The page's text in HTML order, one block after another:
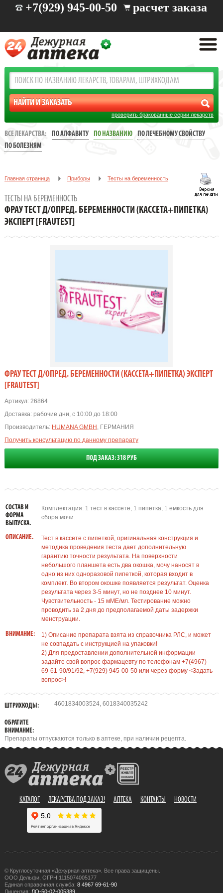
+7(929) 945-00-50 расчет заказа
проверить бракованные серии лекарств
ВСЕ ЛЕКАРСТВА: ПО АЛФАВИТУ ПО НАЗВАНИЮ
ПО ЛЕЧЕБНОМУ СВОЙСТВУ
ПО БОЛЕЗНЯМ
Главная страница Приборы Тесты на беременность
ЭКСПЕРТ [FRAUTEST]
ТЕСТЫ НА БЕРЕМЕННОСТЬ
ФРАУ ТЕСТ Д/ОПРЕД. БЕРЕМЕННОСТИ (КАССЕТА+ПИПЕТКА)
ЭКСПЕРТ [FRAUTEST]
ФРАУ ТЕСТ Д/ОПРЕД. БЕРЕМЕННОСТИ (КАССЕТА+ПИПЕТКА) ЭКСПЕРТ
[FRAUTEST]
Артикул:26864
Доставка: рабочие дни, с 10:00 до 18:00
Производитель: HUMANA GMBH , ГЕРМАНИЯ
Получить консультацию по данному препарату
ПОД ЗАКАЗ: 318 РУБ
СОСТАВ И
ФОРМА
ВЫПУСКА.
Комплектация: 1 тест в кассете, 1 пипетка, 1 емкость для
сбора мочи.
ОПИСАНИЕ.
Тест в кассете с пипеткой, оригинальная конструкция и
методика проведения теста дает дополнительную
гарантию точности результата. На поверхности
небольшого планшета есть два окошка, мочу наносят в
одно из них одноразовой пипеткой, которая входит в
комплект. Во втором окошке появляется результат. Оценка
результата через 3-5 минут, но не позднее 10 минут.
Чувствительность - 15 мМЕ/мл. Тестирование можно
проводить за 2 дня до предполагаемой даты задержки
менструации.
ВНИМАНИЕ:
1) Описание препарата взята из справочника РЛС, и может
не совпадать с инструкцией на упаковки!
2) Для предоставлении дополнительной информации
задайте свой вопрос фармацевту по телефонам +7(4967)
69-61-90/91/92, +7(929) 945-00-50 или через форму <Задать
вопрос>!
ШТРИХКОДЫ: 4601834003524, 6018340035242
ОБРАТИТЕ
ВНИМАНИЕ:
Препараты отпускаются только в аптеке, при наличии рецепта.
КАТАЛОГ ЛЕКАРСТВА ПОД ЗАКАЗ! АПТЕКА КОНТАКТЫ НОВОСТИ
© Круглосуточная «Дежурная аптека». Все права защищены.
ООО Дельфи, ОГРН 1115074005177
Единая справочная служба: 8 4967 69-61-90
Лицензия: ЛО-50-02-005389